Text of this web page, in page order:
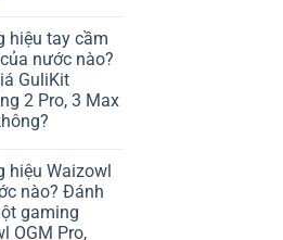
hiệu tay cầm
nước nào?
GuliKit
2 Pro, 3 Max
hiệu Waizowl
nào? Đánh
gaming
OGM Pro,